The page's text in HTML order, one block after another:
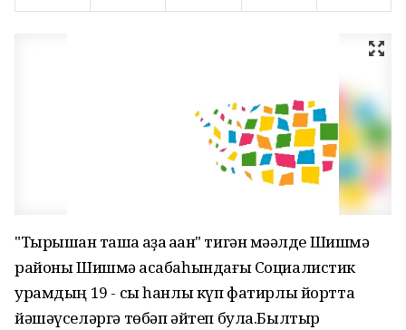
"Тырышҡан ташҡа ҡаҙаҡ ҡаҡҡан" тигән мәҡәлде Шишмә
районы Шишмә ҡасабаһындағы Социалистик
урамдың 19 - сы һанлы күп фатирлы йортта
йәшәүселәргә төбәп әйтеп була.Былтыр